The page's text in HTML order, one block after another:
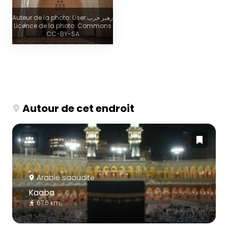
Auteur de la photo: User:زهير حرب
Licence de la photo: Commons
CC-BY-SA
Autour de cet endroit
Arabie saoudite
Kaaba
67.6 km